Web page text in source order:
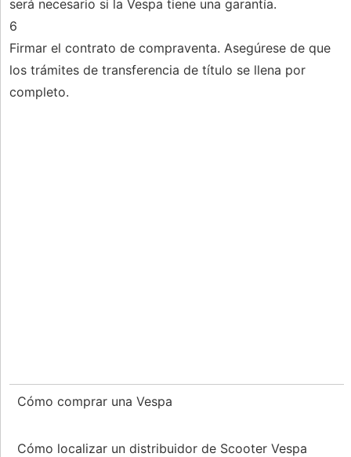
será necesario si la Vespa tiene una garantía.
6
Firmar el contrato de compraventa. Asegúrese de que
los trámites de transferencia de título se llena por
completo.
Cómo comprar una Vespa
Cómo localizar un distribuidor de Scooter Vespa